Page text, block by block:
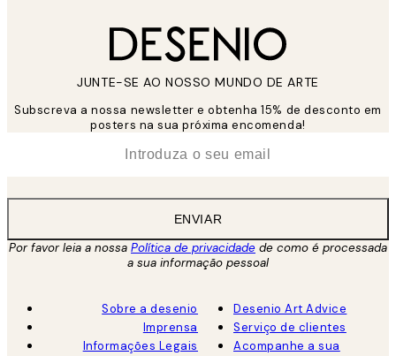
JUNTE-SE AO NOSSO MUNDO DE ARTE
Subscreva a nossa newsletter e obtenha 15% de desconto em
posters na sua próxima encomenda!
ENVIAR
Por favor leia a nossa Política de privacidade de como é processada
a sua informação pessoal
Sobre a desenio
Imprensa
Informações Legais
Desenio Art Advice
Serviço de clientes
Acompanhe a sua